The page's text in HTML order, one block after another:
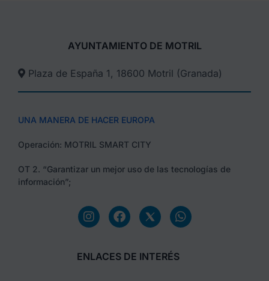
AYUNTAMIENTO DE MOTRIL
Plaza de España 1, 18600 Motril (Granada)​
UNA MANERA DE HACER EUROPA
Operación: MOTRIL SMART CITY
OT 2. “Garantizar un mejor uso de las tecnologías de
información”;
ENLACES DE INTERÉS